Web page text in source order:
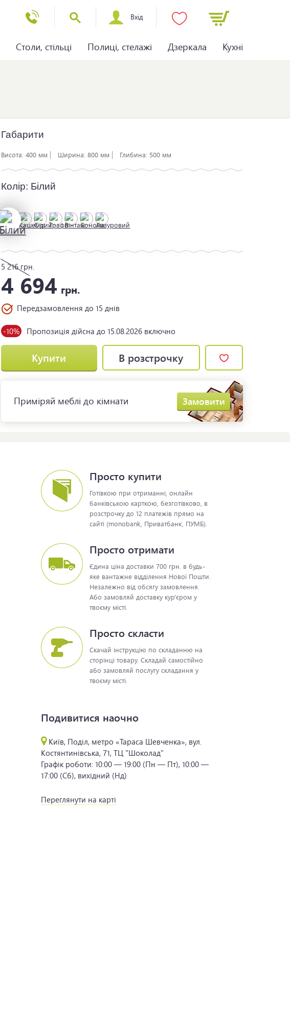
Вхід
Столи, стільці Полиці, стелажі Дзеркала Кухні
Габарити
Висота: 400 мм Ширина: 800 мм Глибина: 500 мм
Колір: Білий
5 216грн.
4 694грн.
Передзамовленнядо 15 днів
-10% Пропозиція дійсна до 15.08.2026 включно
Купити В розстрочку
Приміряй меблі до кімнати Замовити
Просто купити
Готівкою при отриманні, онлайн
банківською карткою, безготівково, в
розстрочку до 12 платежів прямо на
сайті (monobank, Приватбанк, ПУМБ).
Просто отримати
Єдина ціна доставки 700 грн. в будь-
яке вантажне відділення Нової Пошти.
Незалежно від обсягу замовлення.
Або замовляй доставку кур'єром у
твоєму місті.
Просто скласти
Скачай інструкцію по складанню на
сторінці товару. Складай самостійно
або замовляй послугу складання у
твоєму місті.
Подивитися наочно
Київ, Поділ, метро «Тараса Шевченка», вул.
Костянтинівська, 71, ТЦ "Шоколад"
Графік роботи: 10:00 — 19:00 (Пн — Пт), 10:00 —
17:00 (Сб), вихідний (Нд)
Переглянути на карті